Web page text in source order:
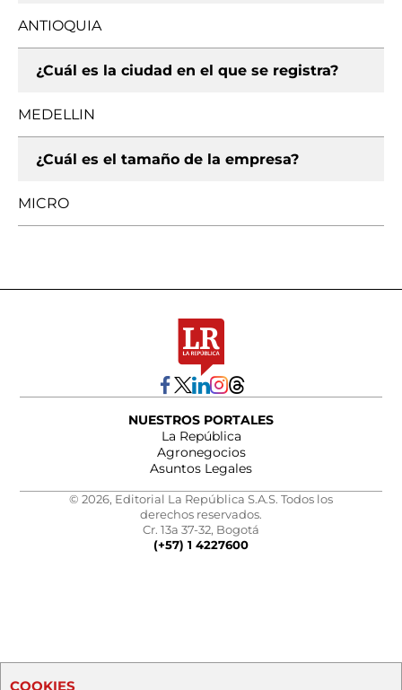
ANTIOQUIA
¿Cuál es la ciudad en el que se registra?
MEDELLIN
¿Cuál es el tamaño de la empresa?
MICRO
NUESTROS PORTALES
La República
Agronegocios
Asuntos Legales
© 2026, Editorial La República S.A.S. Todos los
derechos reservados.
Cr. 13a 37-32, Bogotá
(+57) 1 4227600
COOKIES